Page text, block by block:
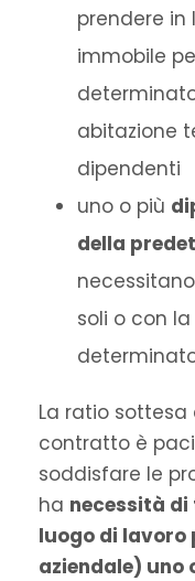
prendere
immobile
abitazione
dipendenti
uno o più
della
soli o con
La ratio
contratto è
soddisfare le
ha necessità
luogo di lavoro
aziendale) uno